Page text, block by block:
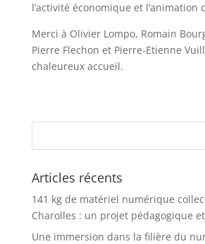
l’activité économique et l’animation
Merci à Olivier Lompo, Romain
Pierre Flechon et Pierre-Etienne
chaleureux accueil.
Articles récents
141 kg de matériel numérique
Charolles : un projet pédagogique
Une immersion dans la filière du